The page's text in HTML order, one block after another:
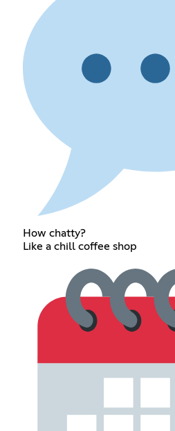
How chatty?
Like a chill coffee shop